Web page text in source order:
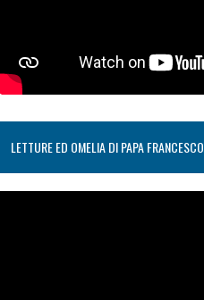
LETTURE ED OMELIA DI PAPA FRANCESCO